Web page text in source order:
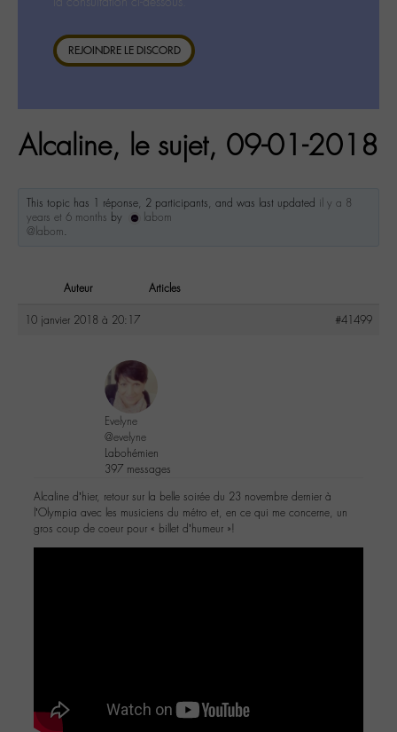
REJOINDRE LE DISCORD
Alcaline, le sujet, 09-01-2018
This topic has 1 réponse, 2 participants, and was last updated il y a 8
years et 6 months by
labom
@labom.
Auteur Articles
10 janvier 2018 à 20:17 #41499
Evelyne
@evelyne
Labohémien
397 messages
Alcaline d’hier, retour sur la belle soirée du 23 novembre dernier à
l’Olympia avec les musiciens du métro et, en ce qui me concerne, un
gros coup de coeur pour « billet d’humeur »!